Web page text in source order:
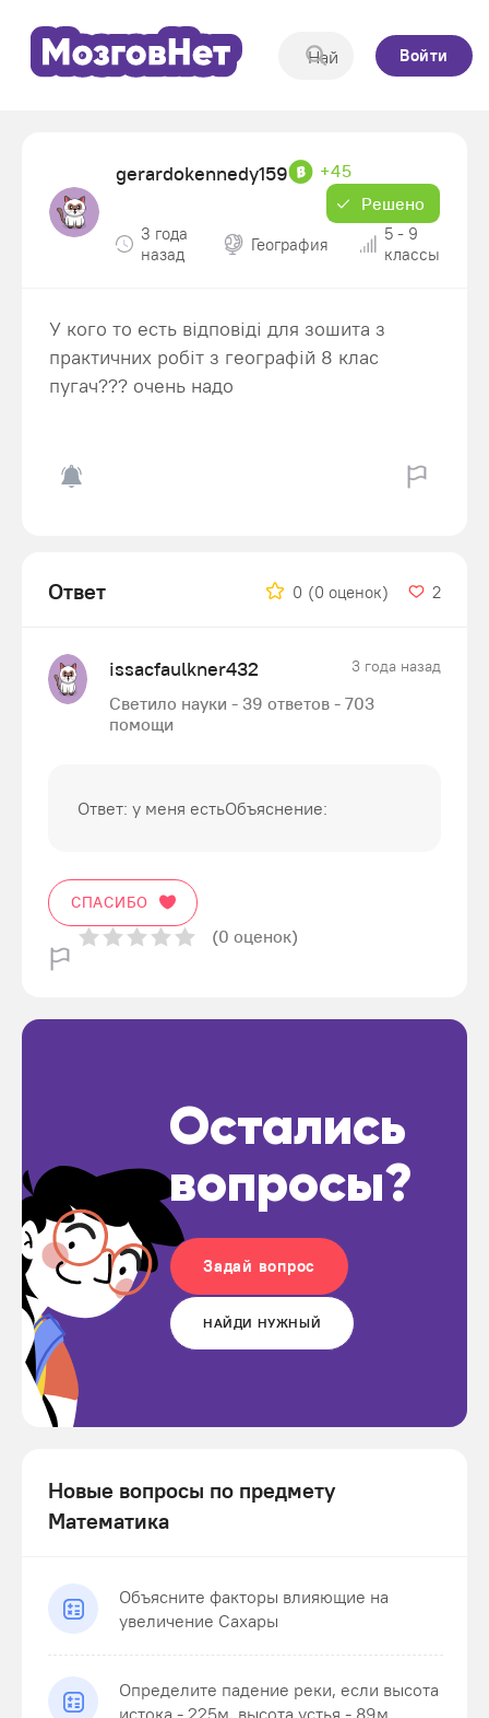
Войти
gerardokennedy159
+45
Решено
3 года
назад
География
5 - 9
классы
У кого то есть відповіді для зошита з
практичних робіт з географій 8 клас
пугач??? очень надо
Ответ 0 (0 оценок) 2
issacfaulkner432 3 года назад
Светило науки - 39 ответов - 703
помощи
Ответ: у меня естьОбъяснение:
СПАСИБО
(0 оценок)
Остались
вопросы?
Задай вопрос
НАЙДИ НУЖНЫЙ
Новые вопросы по предмету
Математика
Объясните факторы влияющие на
увеличение Сахары
Определите падение реки, если высота
истока - 225м, высота устья - 89м.